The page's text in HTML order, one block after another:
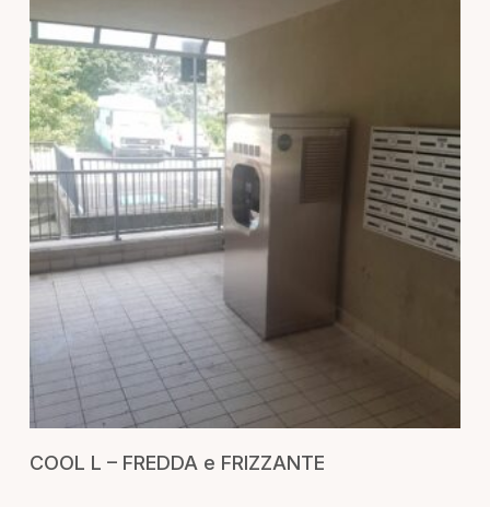
COOL L – FREDDA e FRIZZANTE